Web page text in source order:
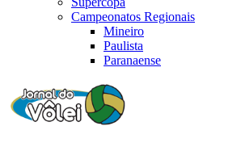
Campeonatos Regionais
Mineiro
Paulista
Paranaense